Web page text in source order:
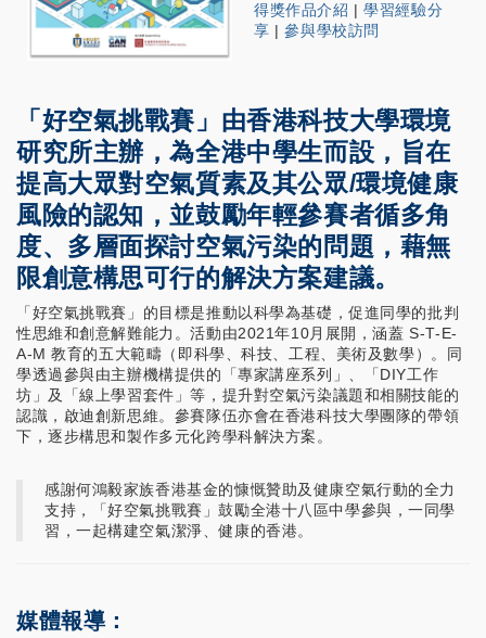
得獎作品介紹 |學習經驗分
享 |參與學校訪問
「好空氣挑戰賽」 由香港科技大學環境
研究所主辦，為全港中學生而設，旨在
提高大眾對空氣質素及其公眾/環境健康
風險的認知，並鼓勵年輕參賽者循多角
度、多層面探討空氣污染的問題，藉無
限創意構思可行的解決方案建議。
「好空氣挑戰賽」的目標是推動以科學為基礎，促進同學的批判
性思維和創意解難能力。活動由2021年10月展開，涵蓋 S-T-E-
A-M 教育的五大範疇（即科學、科技、工程、美術及數學）。同
學透過參與由主辦機構提供的「專家講座系列」、「DIY工作
坊」及「線上學習套件」等，提升對空氣污染議題和相關技能的
認識，啟迪創新思維。參賽隊伍亦會在香港科技大學團隊的帶領
下，逐步構思和製作多元化跨學科解決方案。
感謝何鴻毅家族香港基金的慷慨贊助及健康空氣行動的全力
支持，「好空氣挑戰賽」鼓勵全港十八區中學參與，一同學
習，一起構建空氣潔淨、健康的香港。
媒體報導：